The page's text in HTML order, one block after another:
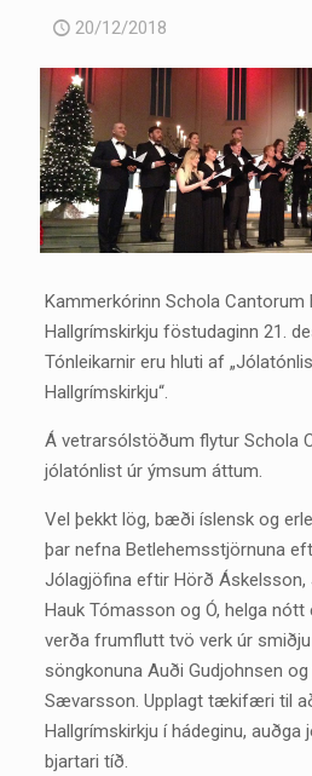
20/12/2018
Kammerkórinn Schola Cantorum
Hallgrímskirkju föstudaginn 21.
Tónleikarnir eru hluti af
Hallgrímskirkju“.
Á vetrarsólstöðum flytur Schola
jólatónlist úr ýmsum áttum.
Vel þekkt lög, bæði íslensk og
þar nefna Betlehemsstjörnuna
Jólagjöfina eftir Hörð
Hauk Tómasson og Ó, helga nótt
verða frumflutt tvö verk úr
söngkonuna Auði Gudjohnsen
Sævarsson. Upplagt tækifæri til
Hallgrímskirkju í hádeginu, auðga
bjartari tíð.